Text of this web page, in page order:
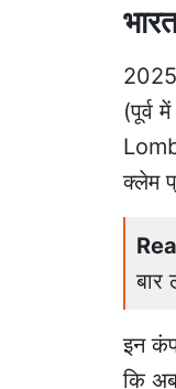
(पूर्व
क्लेम
बार
इन
कि